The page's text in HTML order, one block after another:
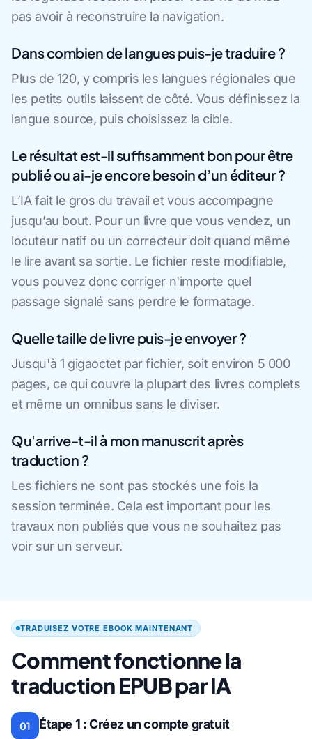
pas avoir à reconstruire la navigation.
Dans combien de langues puis-je traduire ?
Plus de 120, y compris les langues régionales que
les petits outils laissent de côté. Vous définissez la
langue source, puis choisissez la cible.
Le résultat est-il suffisamment bon pour être
publié ou ai-je encore besoin d’un éditeur ?
L’IA fait le gros du travail et vous accompagne
jusqu’au bout. Pour un livre que vous vendez, un
locuteur natif ou un correcteur doit quand même
le lire avant sa sortie. Le fichier reste modifiable,
vous pouvez donc corriger n'importe quel
passage signalé sans perdre le formatage.
Quelle taille de livre puis-je envoyer ?
Jusqu'à 1 gigaoctet par fichier, soit environ 5 000
pages, ce qui couvre la plupart des livres complets
et même un omnibus sans le diviser.
Qu'arrive-t-il à mon manuscrit après
traduction ?
Les fichiers ne sont pas stockés une fois la
session terminée. Cela est important pour les
travaux non publiés que vous ne souhaitez pas
voir sur un serveur.
TRADUISEZ VOTRE EBOOK MAINTENANT
Comment fonctionne la
traduction EPUB par IA
01 Étape 1 : Créez un compte gratuit